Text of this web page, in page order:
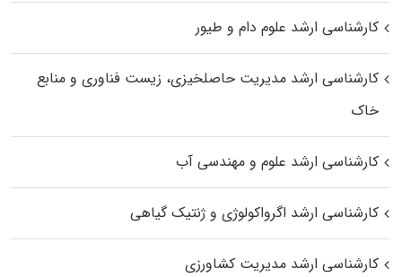
کارشناسی ارشد علوم دام و طیور
کارشناسی ارشد مدیریت حاصلخیزی، زیست فناوری و منابع
خاک
کارشناسی ارشد علوم و مهندسی آب
کارشناسی ارشد اگرواکولوژی و ژنتیک گیاهی
کارشناسی ارشد مدیریت کشاورزی